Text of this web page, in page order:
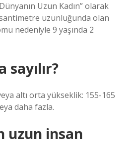
Uzun Kadın” olarak
uzunluğunda olan
nedeniyle 9 yaşında 2
sayılır?
altı orta yükseklik: 155-165
daha fazla.
uzun insan